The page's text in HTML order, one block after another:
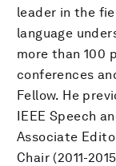
leader in the
language
more than 100
conferences
Fellow. He
IEEE Speech
Associate
Chair (2011-